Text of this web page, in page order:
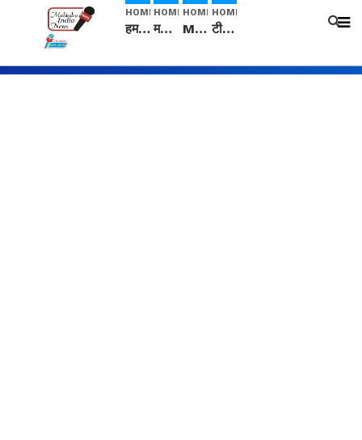
HOME
हम सनातनी..." सांसद kangana Ranaut से क्या बोली लड़की? Viral Jantar-Mantar | CJP protest
HOME
मनीषा हत्याकांड: हत्या, आत्महत्या या कोई बड़ा राज? | Full Story | Josh Haryana
HOME
Mangalsutra: हिंदू धर्म में शादी के बाद मंगलसूत्र क्यों पहनती है महिलाएं, किसने शुरु की ये परंपरा
HOME
टीम बीकेई ने एग्रीकल्चर ग्रेड की यूरिया खाद गट्टों में बदलकर टेक्निकल ग्रेड में बेचने वालों पर करवाई कार्रवाई: लखविंदर सिंह औलख